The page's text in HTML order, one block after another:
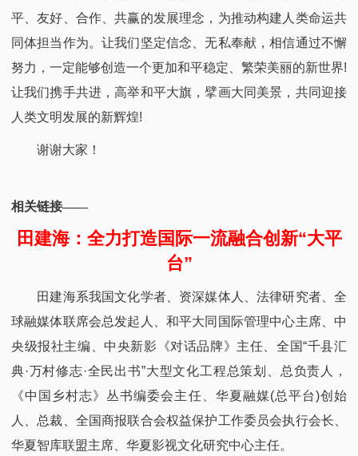
平、友好、合作、共赢的发展理念，为推动构建人类命运共
同体担当作为。让我们坚定信念、无私奉献，相信通过不懈
努力，一定能够创造一个更加和平稳定、繁荣美丽的新世界!
让我们携手共进，高举和平大旗，擘画大同美景，共同迎接
人类文明发展的新辉煌!​
谢谢大家！
相关链接——
田建海：全力打造国际一流融合创新“大平
台”
田建海系我国文化学者、资深媒体人、法律研究者、全
球融媒体联席会总发起人、和平大同国际管理中心主席、中
央级报社主编、中央新影《对话品牌》主任、全国“千县汇
典·万村修志·全民出书”大型文化工程总策划、总负责人，
《中国乡村志》丛书编委会主任、华夏融媒(总平台)创始
人、总裁、全国商报联合会权益保护工作委员会执行会长、
华夏智库联盟主席、华夏影视文化研究中心主任。